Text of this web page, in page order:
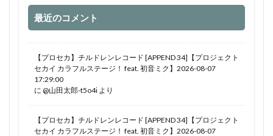
最近のコメント
【プロセカ】チルドレンレコード [APPEND 34]【プロジェクト
セカイ カラフルステージ！ feat. 初音ミク】2026-08-07
17:29:00
に @山田太郎-t5o4i より
【プロセカ】チルドレンレコード [APPEND 34]【プロジェクト
セカイ カラフルステージ！ feat. 初音ミク】2026-08-07